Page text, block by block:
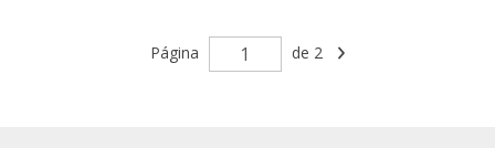
Página de 2